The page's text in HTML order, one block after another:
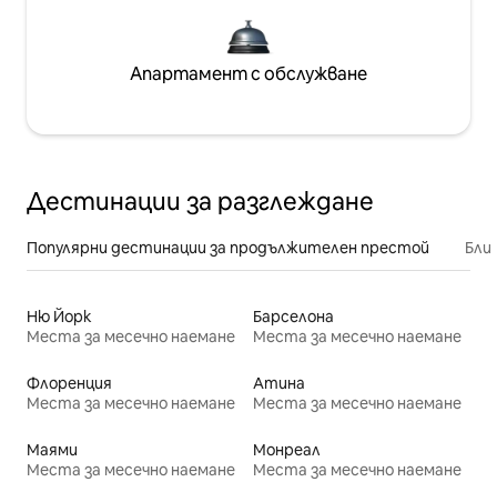
Апартамент с обслужване
Дестинации за разглеждане
Популярни дестинации за продължителен престой
Ню Йорк
Места за месечно наемане
Барселона
Места за месечно наемане
Флоренция
Места за месечно наемане
Атина
Места за месечно наемане
Маями
Места за месечно наемане
Монреал
Места за месечно наемане